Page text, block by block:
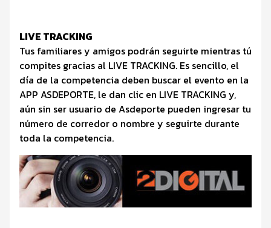
LIVE TRACKING
Tus familiares y amigos podrán seguirte mientras tú
compites gracias al LIVE TRACKING. Es sencillo, el
día de la competencia deben buscar el evento en la
APP ASDEPORTE, le dan clic en LIVE TRACKING y,
aún sin ser usuario de Asdeporte pueden ingresar tu
número de corredor o nombre y seguirte durante
toda la competencia.